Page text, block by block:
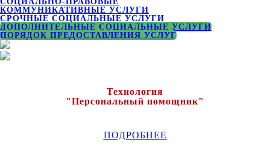
КОММУНИКАТИВНЫЕ УСЛУГИ
СРОЧНЫЕ СОЦИАЛЬНЫЕ УСЛУГИ
ДОПОЛНИТЕЛЬНЫЕ СОЦИАЛЬНЫЕ УСЛУГИ
ПОРЯДОК ПРЕДОСТАВЛЕНИЯ УСЛУГ
Технология
"Персональный помощник"
ПОДРОБНЕЕ